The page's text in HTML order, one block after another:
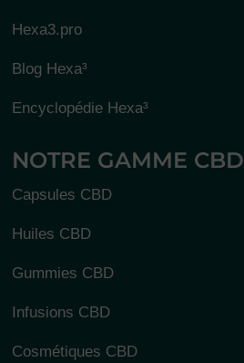
Hexa3.pro
Blog Hexa³
Encyclopédie Hexa³
NOTRE GAMME CBD
Capsules CBD
Huiles CBD
Gummies CBD
Infusions CBD
Cosmétiques CBD